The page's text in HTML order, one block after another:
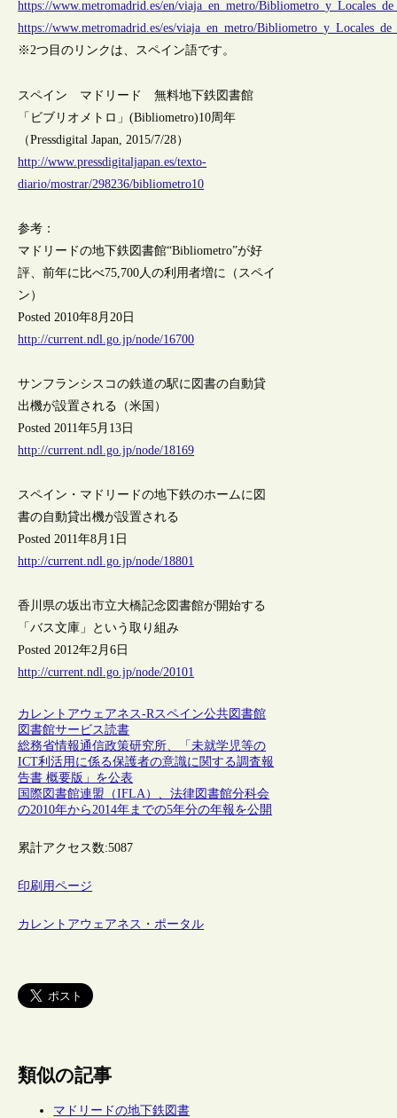
https://www.metromadrid.es/en/viaja_en_metro/
https://www.metromadrid.es/es/viaja_en_metro/
※2つ目のリンクは、スペイン語です。
スペイン マドリード 無料地下鉄図書館
「ビブリオメトロ」(Bibliometro)10周年
（Pressdigital Japan, 2015/7/28）
http://www.pressdigitaljapan.es/texto-
diario/mostrar/298236/bibliometro10
参考：
マドリードの地下鉄図書館“Bibliometro”が好
評、前年に比べ75,700人の利用者増に（スペイ
ン）
Posted 2010年8月20日
http://current.ndl.go.jp/node/16700
サンフランシスコの鉄道の駅に図書の自動貸
出機が設置される（米国）
Posted 2011年5月13日
http://current.ndl.go.jp/node/18169
スペイン・マドリードの地下鉄のホームに図
書の自動貸出機が設置される
Posted 2011年8月1日
http://current.ndl.go.jp/node/18801
香川県の坂出市立大橋記念図書館が開始する
「バス文庫」という取り組み
Posted 2012年2月6日
http://current.ndl.go.jp/node/20101
カレントアウェアネス-R スペイン公共図書館
図書館サービス読書
総務省情報通信政策研究所、「未就学児等の
ICT利活用に係る保護者の意識に関する調査報
告書 概要版」を公表
国際図書館連盟（IFLA）、法律図書館分科会
の2010年から2014年までの5年分の年報を公開
累計アクセス数:5087
印刷用ページ
カレントアウェアネス・ポータル
類似の記事
マドリードの地下鉄図書